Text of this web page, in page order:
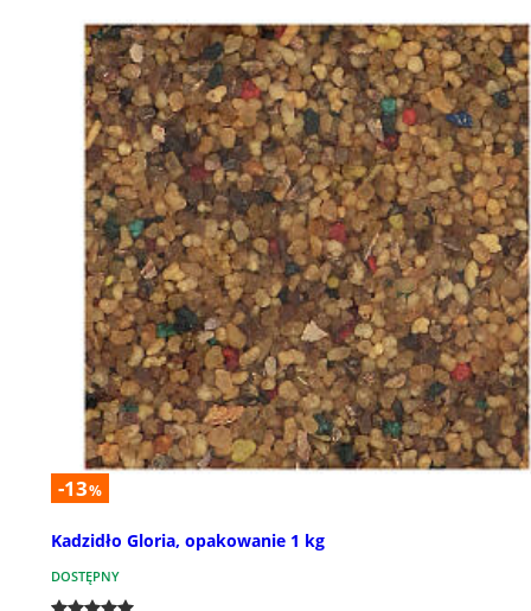
-13%
Kadzidło Gloria, opakowanie 1 kg
DOSTĘPNY